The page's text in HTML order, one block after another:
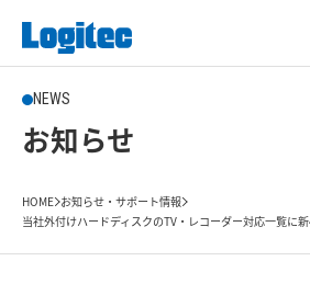
NEWS
お知らせ
HOME お知らせ・サポート情報
当社外付けハードディスクのTV・レコーダー対応一覧に